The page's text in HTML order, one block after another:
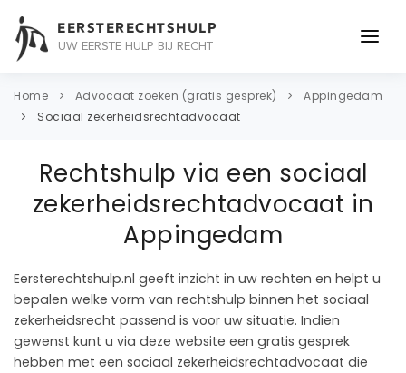
EERSTERECHTSHULP
UW EERSTE HULP BIJ RECHT
ONDERWERPEN
ADVOCAAT
OVER ONS
Home Advocaat zoeken (gratis gesprek)
Appingedam
Sociaal zekerheidsrechtadvocaat
Rechtshulp via een sociaal
zekerheidsrechtadvocaat in
Appingedam
Eersterechtshulp.nl geeft inzicht in uw rechten en helpt u
bepalen welke vorm van rechtshulp binnen het sociaal
zekerheidsrecht passend is voor uw situatie. Indien
gewenst kunt u via deze website een gratis gesprek
hebben met een sociaal zekerheidsrechtadvocaat die